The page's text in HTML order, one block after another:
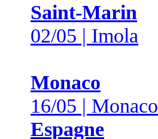
Saint-Marin
02/05 | Imola
Monaco
16/05 | Monaco
Espagne